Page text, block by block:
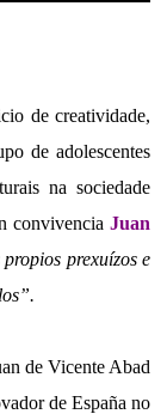
de creatividade,
de adolescentes
na sociedade
convivencia Juan
propios prexuízos e
de Vicente Abad
de España no